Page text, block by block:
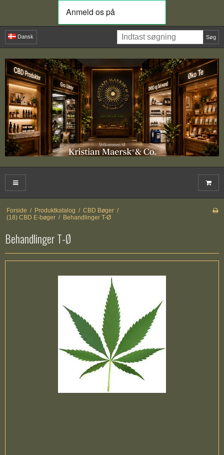
Dansk Søg
Forside / Produktkatalog / CBD Bøger /
(18) CBD E-bøger / Behandlinger T-Ø
Behandlinger T-Ø